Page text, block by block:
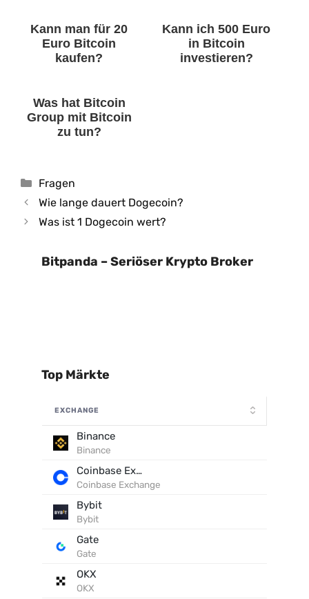
Kann man für 20
Euro Bitcoin
kaufen?
Kann ich 500 Euro
in Bitcoin
investieren?
Was hat Bitcoin
Group mit Bitcoin
zu tun?
Kategorien
Fragen
Wie lange dauert Dogecoin?
Was ist 1 Dogecoin wert?
Bitpanda – Seriöser Krypto Broker
Top Märkte
EXCHANGE
Binance
Binance
Coinbase Exchange
Coinbase Exchange
Bybit
Bybit
Gate
Gate
OKX
OKX